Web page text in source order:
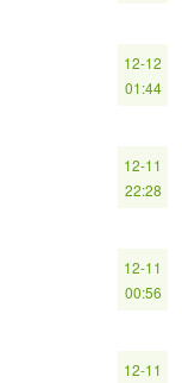
12-12
01:44
12-11
22:28
12-11
00:56
12-11